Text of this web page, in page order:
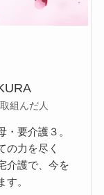
組んだ人
要介護３。
の力を尽く
介護で、今を
。